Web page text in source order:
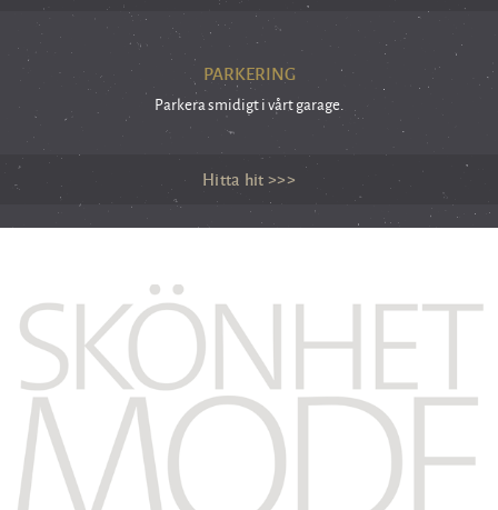
PARKERING
Parkera smidigt i vårt garage.
Hitta hit >>>